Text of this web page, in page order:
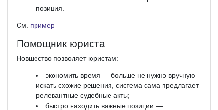
позиция.
См. пример
Помощник юриста
Новшество позволяет юристам:
экономить время — больше не нужно вручную
искать схожие решения, система сама предлагает
релевантные судебные акты;
быстро находить важные позиции —